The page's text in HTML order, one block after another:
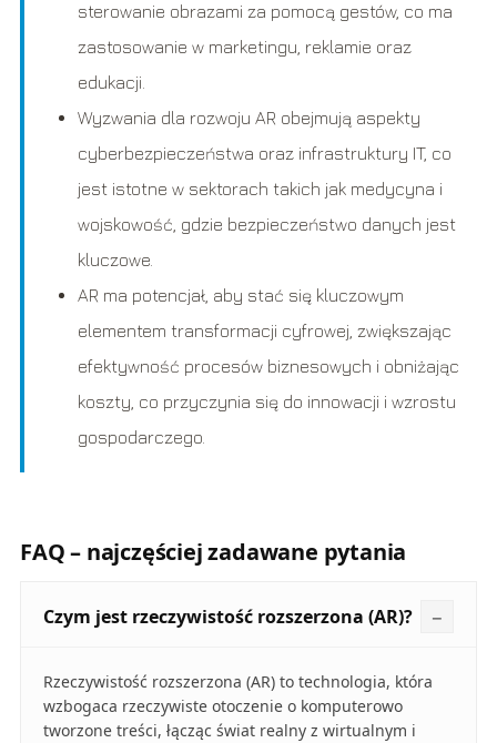
sterowanie obrazami za pomocą gestów, co ma
zastosowanie w marketingu, reklamie oraz
edukacji.
Wyzwania dla rozwoju AR obejmują aspekty
cyberbezpieczeństwa oraz infrastruktury IT, co
jest istotne w sektorach takich jak medycyna i
wojskowość, gdzie bezpieczeństwo danych jest
kluczowe.
AR ma potencjał, aby stać się kluczowym
elementem transformacji cyfrowej, zwiększając
efektywność procesów biznesowych i obniżając
koszty, co przyczynia się do innowacji i wzrostu
gospodarczego.
FAQ – najczęściej zadawane pytania
Czym jest rzeczywistość rozszerzona (AR)?
Rzeczywistość rozszerzona (AR) to technologia, która
wzbogaca rzeczywiste otoczenie o komputerowo
tworzone treści, łącząc świat realny z wirtualnym i